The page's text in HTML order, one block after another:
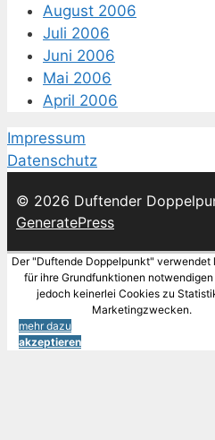
August 2006
Juli 2006
Juni 2006
Mai 2006
April 2006
Impressum
Datenschutz
© 2026 Duftender
GeneratePress
Der "Duftende Doppelpunkt" verwendet
für ihre Grundfunktionen notwendigen
jedoch keinerlei Cookies zu
Marketingzwecken.
mehr dazu
akzeptieren